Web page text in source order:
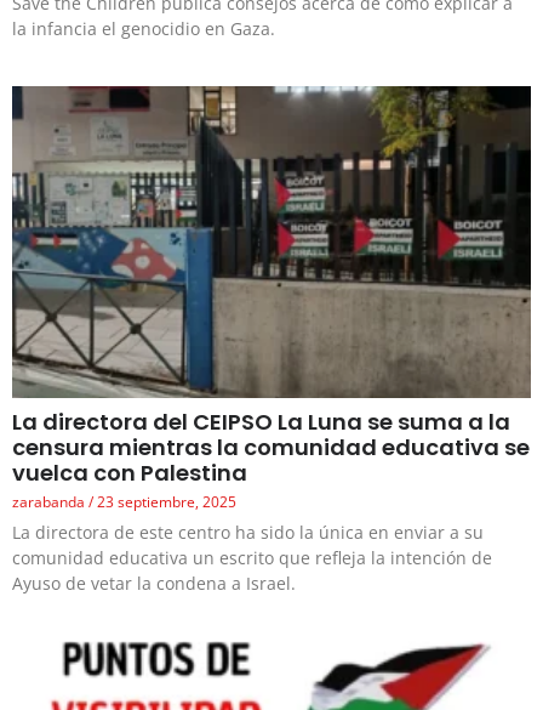
la infancia el genocidio en Gaza.
La directora del CEIPSO La Luna se suma a la
censura mientras la comunidad educativa se
vuelca con Palestina
zarabanda 23 septiembre, 2025
La directora de este centro ha sido la única en enviar a su
comunidad educativa un escrito que refleja la intención de
Ayuso de vetar la condena a Israel.